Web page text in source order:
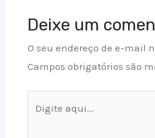
Deixe um
O seu endereço de e-mail
Campos obrigatórios são
aqui...